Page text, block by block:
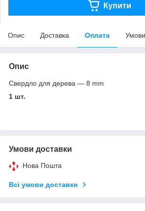
Купити
Опис Доставка Оплата
Опис
Свердло для дерева — 8 mm
1 шт.
Умови доставки
Нова Пошта
Всі умови доставки